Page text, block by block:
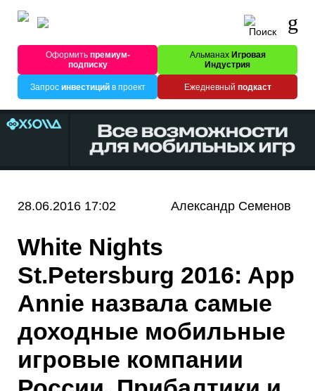
Оформитьпремиум-
подписку
Альманах Игровая
Индустрия
Запрос инвестицийв проект Ежедневный подкаст
28.06.2016 17:02 Александр Семенов
White Nights
St.Petersburg 2016: App
Annie назвала самые
доходные мобильные
игровые компании